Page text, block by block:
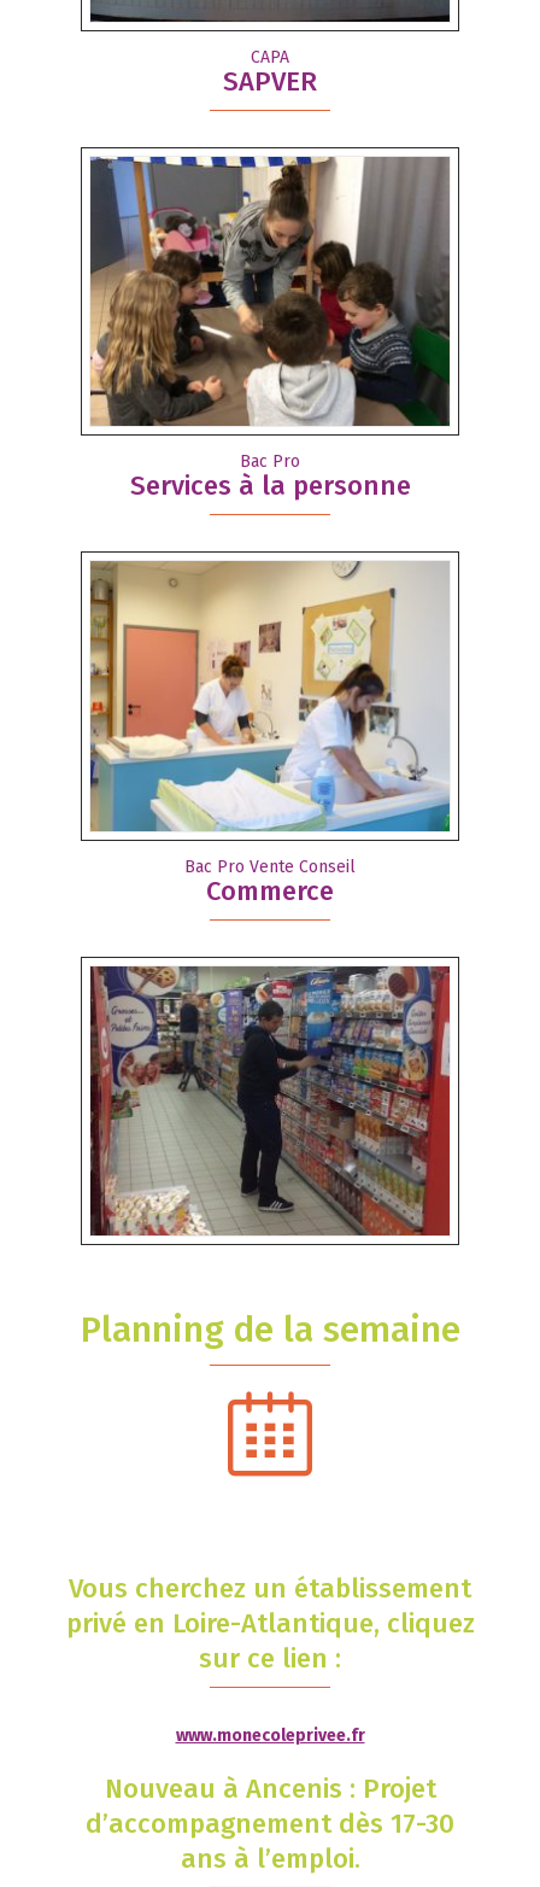
CAPA
SAPVER
Bac Pro
Services à la personne
Bac Pro Vente Conseil
Commerce
Planning de la semaine
Vous cherchez un établissement
privé en Loire-Atlantique, cliquez
sur ce lien :
www.monecoleprivee.fr
Nouveau à Ancenis : Projet
d’accompagnement dès 17-30
ans à l’emploi.